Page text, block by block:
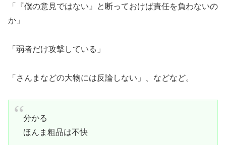
「『僕の意見ではない』と断っておけば責任を負わないの
か」
「弱者だけ攻撃している」
「さんまなどの大物には反論しない」、などなど。
分かる
ほんま粗品は不快